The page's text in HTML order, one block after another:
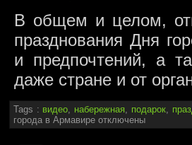
В общем и целом,
празднования Дня
и предпочтений, а
даже стране и от
Tags : видео набережная подарок,
города в Армавире отключены